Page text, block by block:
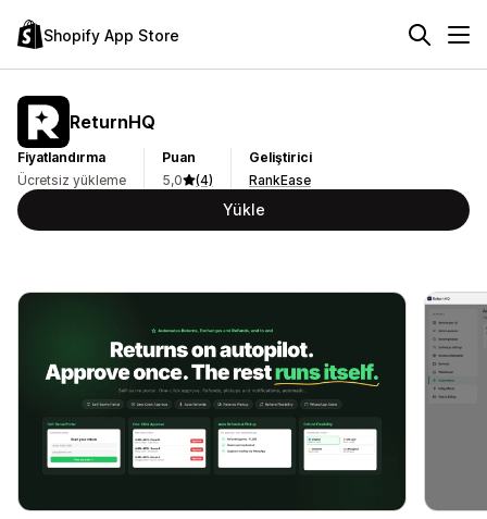
Shopify App Store
ReturnHQ
Fiyatlandırma
Ücretsiz yükleme
Puan
5,0
(4)
Geliştirici
RankEase
Yükle